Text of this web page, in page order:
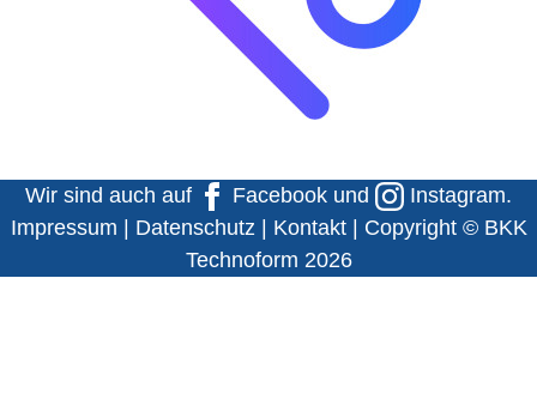
Wir sind auch auf Facebook und Instagram.
Impressum
Datenschutz| Kontakt| Copyright © BKK
Technoform 2026